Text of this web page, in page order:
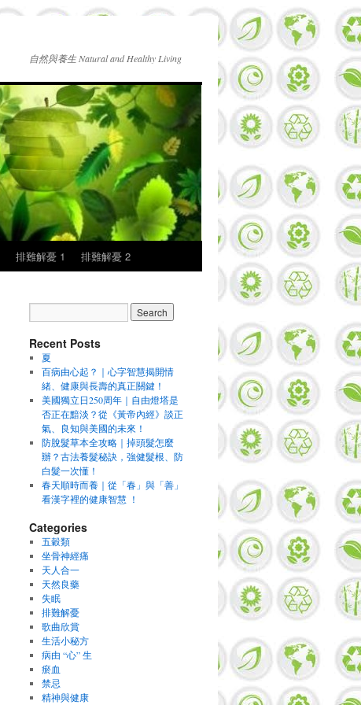
自然與養生 Natural and Healthy Living
排難解憂 1 排難解憂 2
Recent Posts
夏
百病由心起？｜心字智慧揭開情
緒、健康與長壽的真正關鍵！
美國獨立日250周年｜自由燈塔是
否正在黯淡？從《黃帝內經》談正
氣、良知與美國的未來！
防脫髮草本全攻略｜掉頭髮怎麼
辦？古法養髮秘訣，強健髮根、防
白髮一次懂！
春天順時而養｜從「春」與「善」
看漢字裡的健康智慧 ！
Categories
五穀類
坐骨神經痛
天人合一
天然良藥
失眠
排難解憂
歌曲欣賞
生活小秘方
病由 “心” 生
瘀血
禁忌
精神與健康